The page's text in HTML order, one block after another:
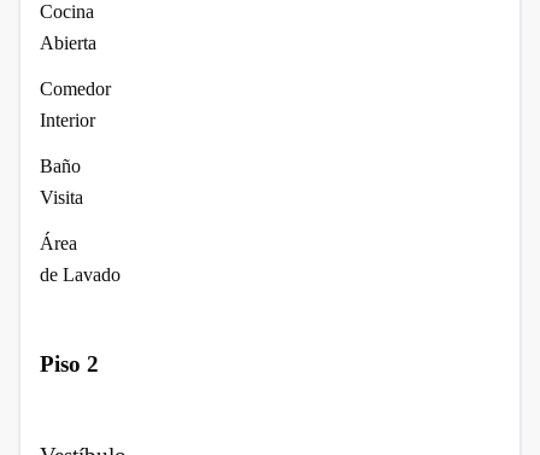
Cocina
Abierta
Comedor
Interior
Baño
Visita
Área
de Lavado
Piso 2